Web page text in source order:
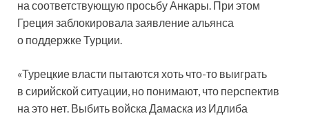
на соответствующую просьбу Анкары. При этом
Греция заблокировала заявление альянса
о поддержке Турции.
«Турецкие власти пытаются хоть что-то выиграть
в сирийской ситуации, но понимают, что перспектив
на это нет. Выбить войска Дамаска из Идлиба